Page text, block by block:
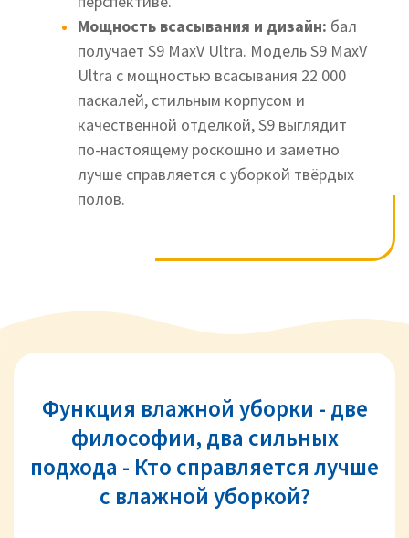
Мощность всасывания и дизайн: бал
получает S9 MaxV Ultra. Модель S9 MaxV
Ultra с мощностью всасывания 22 000
паскалей, стильным корпусом и
качественной отделкой, S9 выглядит
по-настоящему роскошно и заметно
лучше справляется с уборкой твёрдых
полов.
Функция влажной уборки - две
философии, два сильных
подхода - Кто справляется лучше
с влажной уборкой?